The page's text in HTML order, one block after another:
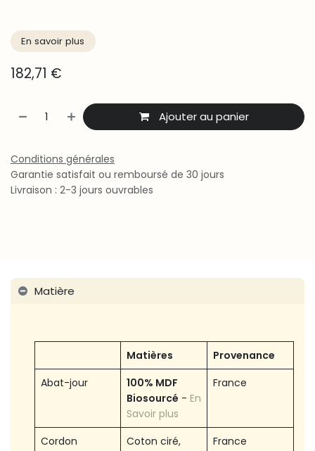
En savoir ​​plus
182,71 €
Ajouter au panier
Conditions générales
Garantie satisfait ou remboursé de 30 jours
Livraison : 2-3 jours ouvrables
Matière
Matières
Provenance
Abat-jour
100% MDF
Biosourcé - En
Savoir plus
France
Cordon
Coton ciré,
France